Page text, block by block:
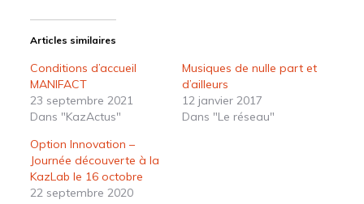
Articles similaires
Conditions d’accueil
MANIFACT
23 septembre 2021
Dans "KazActus"
Musiques de nulle part et
d’ailleurs
12 janvier 2017
Dans "Le réseau"
Option Innovation –
Journée découverte à la
KazLab le 16 octobre
22 septembre 2020